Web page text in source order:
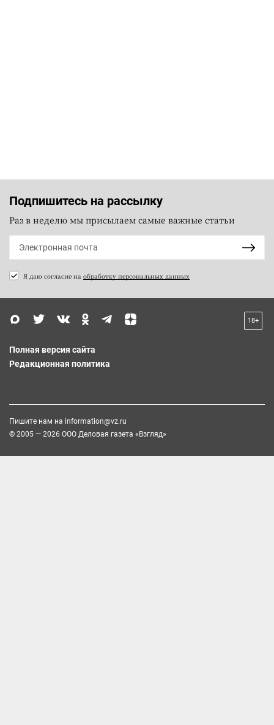
Подпишитесь на рассылку
Раз в неделю мы присылаем самые важные статьи
Я даю согласие на обработку персональных данных
18+
Полная версия сайта
Редакционная политика
Пишите нам на information@vz.ru
© 2005 — 2026 ООО Деловая газета «Взгляд»